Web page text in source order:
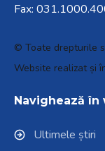
Fax:
© Toate drepturile
Website realizat și
Navighează în
Ultimele știri